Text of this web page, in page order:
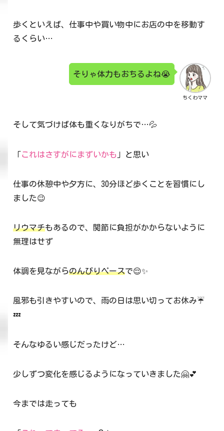
歩くといえば、仕事中や買い物中にお店の中を移動す
るくらい…
ちくわママ
そりゃ体力もおちるよね😭
そして気づけば体も重くなりがちで…💦
「これはさすがにまずいかも 」と思い
仕事の休憩中や夕方に、30分ほど歩くことを習慣にし
ました😉
リウマチもあるので、関節に負担がかからないように
無理はせず
体調を見ながらのんびりペースで😌✨
風邪も引きやすいので、雨の日は思い切ってお休み☔
💤
そんなゆるい感じだったけど…
少しずつ変化を感じるようになっていきました🤗💕
今までは走っても